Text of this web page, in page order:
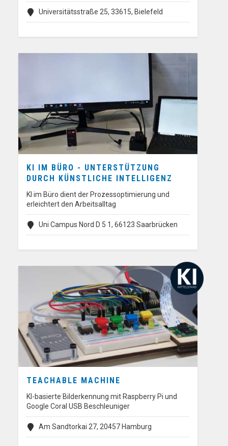
Universitätsstraße 25, 33615, Bielefeld
KI IM BÜRO - UNTERSTÜTZUNG
DURCH KÜNSTLICHE INTELLIGENZ
KI im Büro dient der Prozessoptimierung und
erleichtert den Arbeitsalltag
Uni Campus Nord D 5 1, 66123 Saarbrücken
TEACHABLE MACHINE
KI-basierte Bilderkennung mit Raspberry Pi und
Google Coral USB Beschleuniger
Am Sandtorkai 27, 20457 Hamburg